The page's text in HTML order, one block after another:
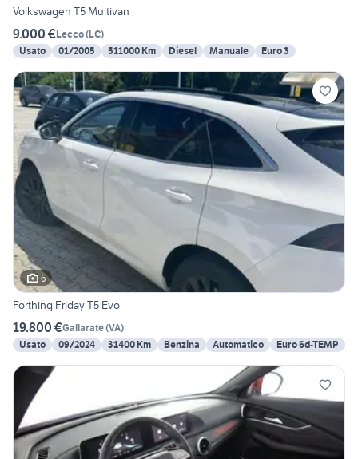
Volkswagen T5 Multivan
9.000 €Lecco(LC)
Usato
01/2005 511000 Km Diesel Manuale Euro 3
6
Forthing Friday T5 Evo
19.800 €Gallarate(VA)
Usato
09/2024 31400 Km Benzina Automatico Euro 6d-TEMP